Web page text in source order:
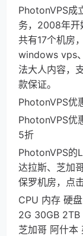
PhotonVPS成
务，2008年开
共有17个机房
windows vps
法大人内容，
款保证。
PhotonVPS优
5折
PhotonVPS的
达拉斯、芝加
保罗机房，点
CPU 内存 硬
2G 30GB
芝加哥 阿什本